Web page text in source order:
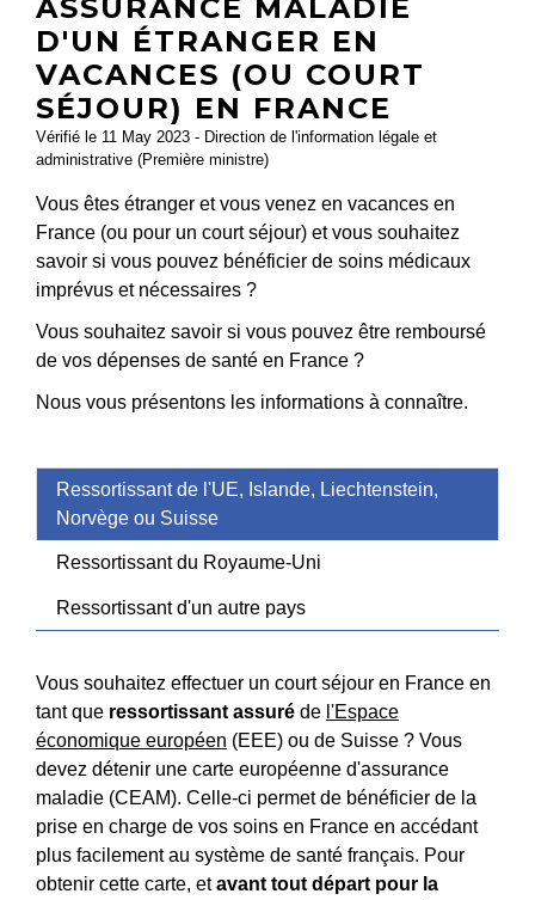
ASSURANCE MALADIE
D'UN ÉTRANGER EN
VACANCES (OU COURT
SÉJOUR) EN FRANCE
Vérifié le 11 May 2023 - Direction de l'information légale et
administrative (Première ministre)
Vous êtes étranger et vous venez en vacances en
France (ou pour un court séjour) et vous souhaitez
savoir si vous pouvez bénéficier de soins médicaux
imprévus et nécessaires ?
Vous souhaitez savoir si vous pouvez être remboursé
de vos dépenses de santé en France ?
Nous vous présentons les informations à connaître.
Ressortissant de l'UE, Islande, Liechtenstein,
Norvège ou Suisse
Ressortissant du Royaume-Uni
Ressortissant d'un autre pays
Vous souhaitez effectuer un court séjour en France en
tant que ressortissant assuré de l'Espace
économique européen (EEE) ou de Suisse ? Vous
devez détenir une carte européenne d'assurance
maladie (CEAM). Celle-ci permet de bénéficier de la
prise en charge de vos soins en France en accédant
plus facilement au système de santé français. Pour
obtenir cette carte, etavant tout départ pour la